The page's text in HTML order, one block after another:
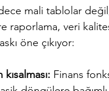
mali tablolar
raporlama, veri
öne çıkıyor:
Finans